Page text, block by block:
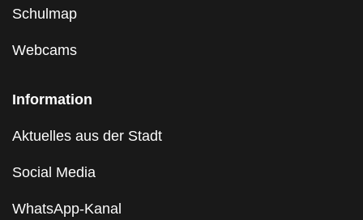
Schulmap
Webcams
Information
Aktuelles aus der Stadt
Social Media
WhatsApp-Kanal